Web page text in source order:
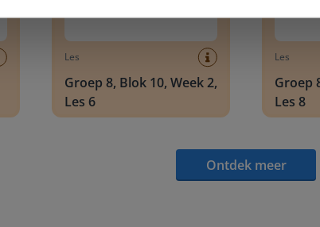
Les
Groep 8, Blok 10, Week 2,
Les 6
Les
Groep
Les 8
Ontdek meer